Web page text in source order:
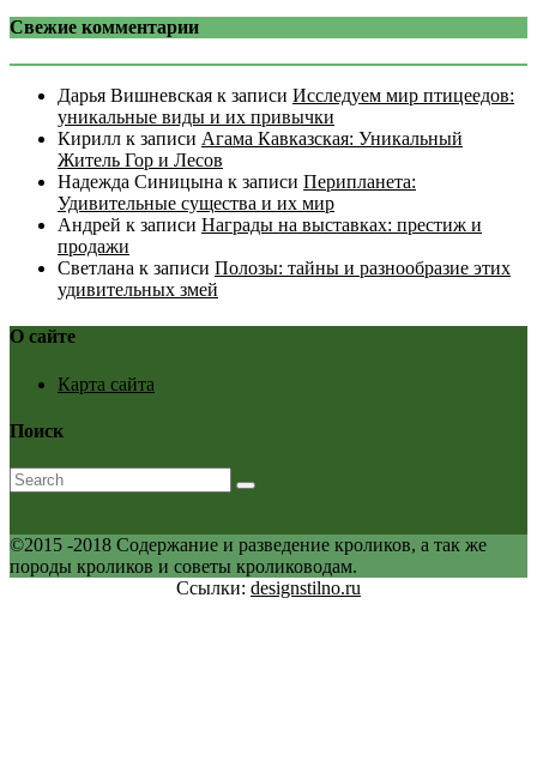
Свежие комментарии
Дарья Вишневская к записи Исследуем мир птицеедов:
уникальные виды и их привычки
Кирилл к записи Агама Кавказская: Уникальный
Житель Гор и Лесов
Надежда Синицына к записи Перипланета:
Удивительные существа и их мир
Андрей к записи Награды на выставках: престиж и
продажи
Светлана к записи Полозы: тайны и разнообразие этих
удивительных змей
О сайте
Карта сайта
Поиск
©2015 -2018 Содержание и разведение кроликов, а так же
породы кроликов и советы кролиководам.
Ссылки: designstilno.ru